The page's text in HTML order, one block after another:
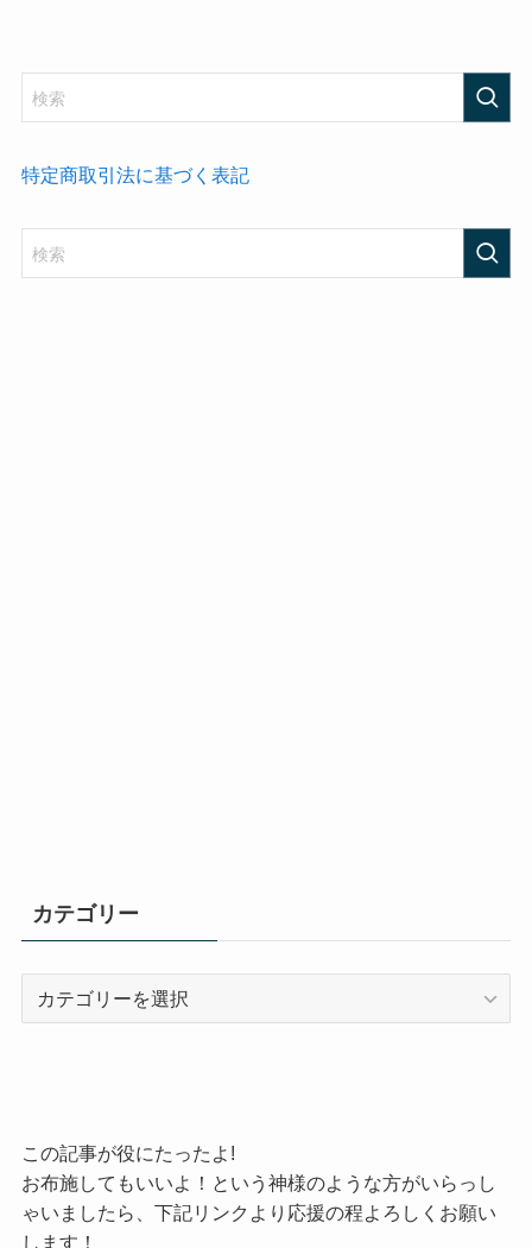
特定商取引法に基づく表記
カテゴリー
この記事が役にたったよ!
お布施してもいいよ！という神様のような方がいらっし
ゃいましたら、下記リンクより応援の程よろしくお願い
します！